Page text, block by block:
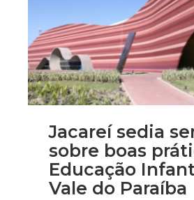
Jacareí sedia
sobre boas
Educação
Vale do Paraíba